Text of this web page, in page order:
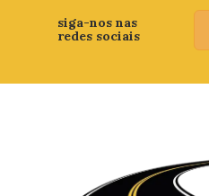
siga-nos nas
redes sociais